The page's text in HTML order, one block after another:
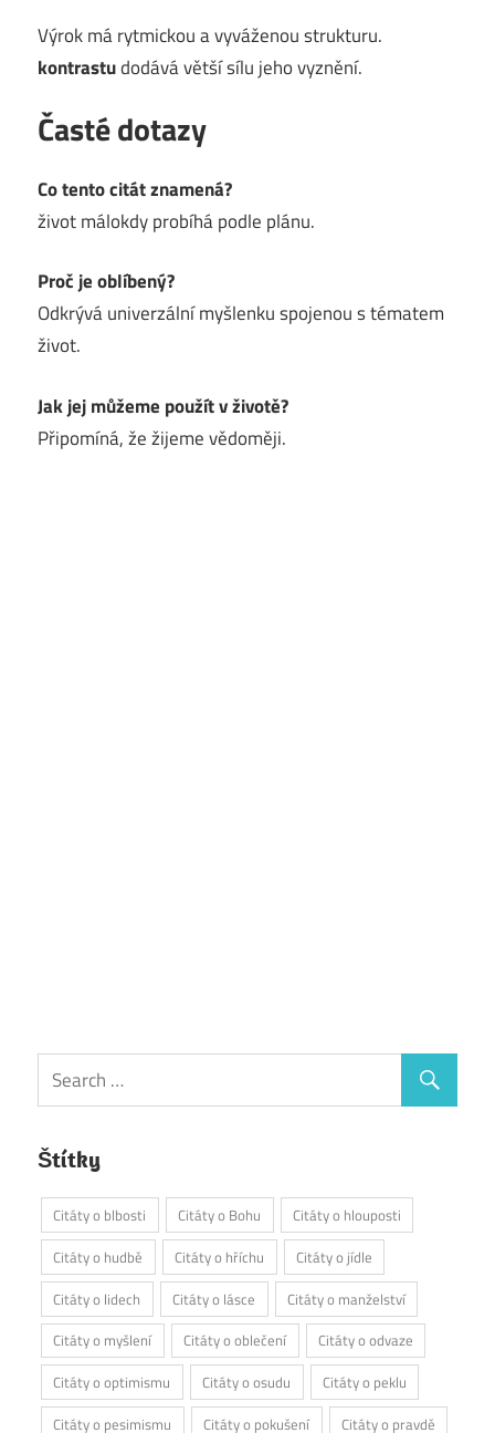
Výrok má rytmickou a vyváženou strukturu.
kontrastudodává větší sílu jeho vyznění.
Časté dotazy
Co tento citát znamená?
život málokdy probíhá podle plánu.
Proč je oblíbený?
Odkrývá univerzální myšlenku spojenou s tématem
život.
Jak jej můžeme použít v životě?
Připomíná, že žijeme vědoměji.
Štítky
Citáty o blbosti Citáty o Bohu
Citáty o hlouposti
Citáty o hudbě
Citáty o hříchu
Citáty o jídle
Citáty o lidech
Citáty o lásce
Citáty o manželství
Citáty o myšlení
Citáty o oblečení
Citáty o odvaze
Citáty o optimismu
Citáty o osudu
Citáty o peklu
Citáty o pesimismu
Citáty o pokušení Citáty o pravdě